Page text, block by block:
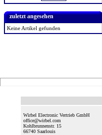
zuletzt angesehen
Keine Artikel gefunden
Wirbel Electronic Vertrieb GmbH
office@wirbel.com
Kohlbrunnenstr. 15
66740 Saarlouis